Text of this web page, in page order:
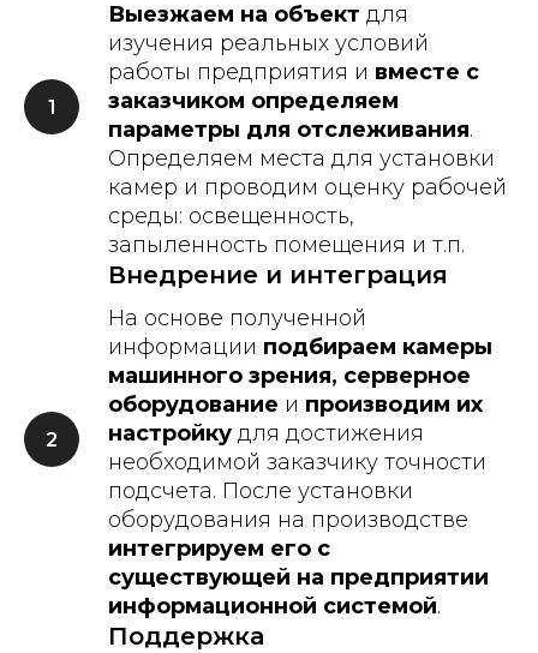
Выезжаем на объект для
изучения реальных условий
работы предприятия и вместе с
заказчиком определяем
параметры для отслеживания.
Определяем места для установки
камер и проводим оценку рабочей
среды: освещенность,
запыленность помещения и т.п.
Внедрение и интеграция
На основе полученной
информации подбираем камеры
машинного зрения, серверное
оборудование и производим их
настройку для достижения
необходимой заказчику точности
подсчета. После установки
оборудования на производстве
интегрируем его с
существующей на предприятии
информационной системой.
Поддержка